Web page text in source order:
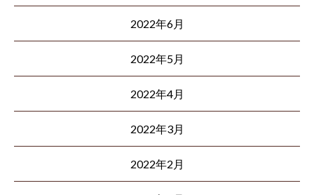
2022年6月
2022年5月
2022年4月
2022年3月
2022年2月